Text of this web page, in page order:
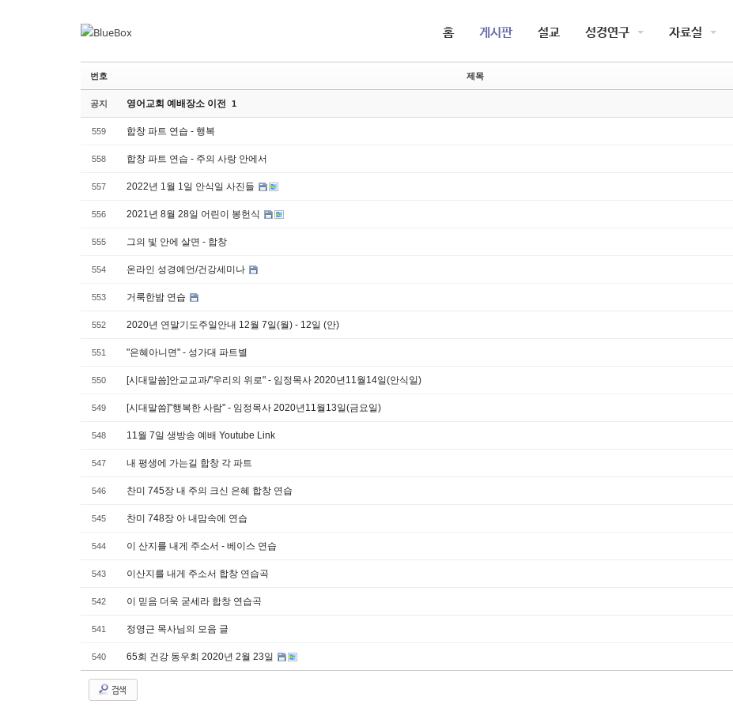
홈 게시판 설교 성경연구 자료실
번호 제목
공지 영어교회 예배장소 이전 1
559 합창 파트 연습 - 행복
558 합창 파트 연습 - 주의 사랑 안에서
557 2022년 1월 1일 안식일 사진들
556 2021년 8월 28일 어린이 봉헌식
555 그의 빛 안에 살면 - 합창
554 온라인 성경예언/건강세미나
553 거룩한밤 연습
552 2020년 연말기도주일안내 12월 7일(월) - 12일 (안)
551 "은혜아니면" - 성가대 파트별
550 [시대말씀]안교교과/"우리의 위로" - 임정목사 2020년11월14일(안식일)
549 [시대말씀]"행복한 사람" - 임정목사 2020년11월13일(금요일)
548 11월 7일 생방송 예배 Youtube Link
547 내 평생에 가는길 합창 각 파트
546 찬미 745장 내 주의 크신 은혜 합창 연습
545 찬미 748장 아 내맘속에 연습
544 이 산지를 내게 주소서 - 베이스 연습
543 이산지를 내게 주소서 합창 연습곡
542 이 믿음 더욱 굳세라 합창 연습곡
541 정영근 목사님의 모음 글
540 65회 건강 동우회 2020년 2월 23일
검색
스케치북5
Sketchbook5,
스케치북5
스케치북5
Sketchbook5,
스케치북5